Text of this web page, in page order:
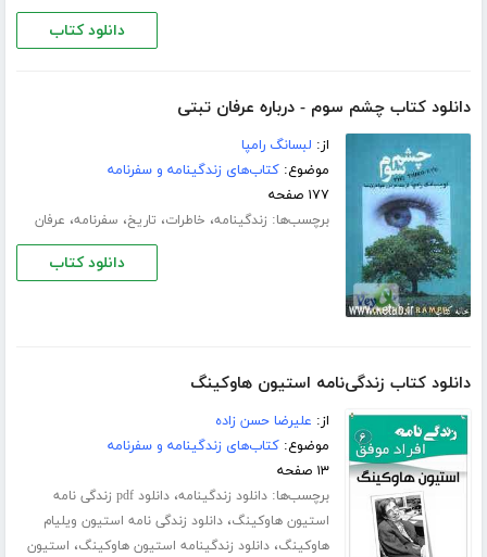
دانلود کتاب
دانلود کتاب چشم سوم - درباره عرفان تبتی
از: لبسانگ رامپا
موضوع:کتاب‌های زندگینامه و سفرنامه
۱۷۷ صفحه
برچسب‌ها: زندگینامه، خاطرات، تاریخ، سفرنامه، عرفان
دانلود کتاب
دانلود کتاب زندگی‌نامه استیون هاوکینگ
از: علیرضا حسن زاده
موضوع:کتاب‌های زندگینامه و سفرنامه
۱۳ صفحه
برچسب‌ها:دانلود زندگینامه،
دانلود pdf زندگی نامه
استیون هاوکینگ،دانلود زندگی نامه استیون ویلیام
هاوکینگ،دانلود زندگینامه استیون هاوکینگ، استیون